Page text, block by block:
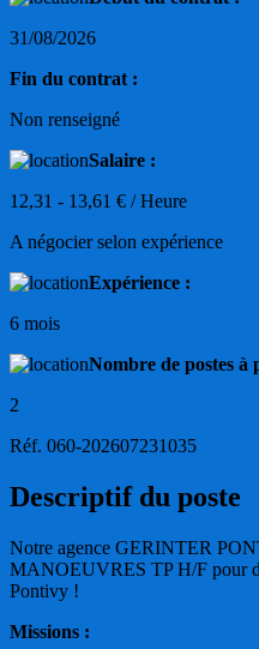
31/08/2026
Fin du contrat :
Non renseigné
Salaire :
12,31 - 13,61 € / Heure
A négocier selon expérience
Expérience :
6 mois
Nombre de postes à
2
Réf. 060-202607231035
Descriptif du poste
Notre agence GERINTER
MANOEUVRES TP H/F pour
Pontivy !
Missions :